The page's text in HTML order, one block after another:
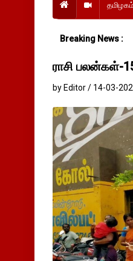
Breaking News :
ராசி பலன்கள்-
by Editor / 14-03-